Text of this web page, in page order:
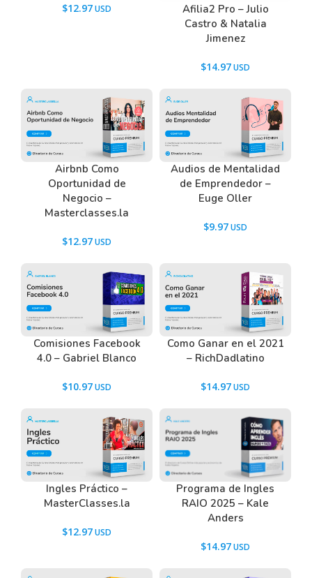
$12.97
Afilia2 Pro – Julio
Castro & Natalia
Jimenez
$14.97
Airbnb Como
Oportunidad de
Negocio –
Masterclasses.la
$12.97
Audios de Mentalidad
de Emprendedor –
Euge Oller
$9.97
Comisiones Facebook
4.0 – Gabriel Blanco
$10.97
Como Ganar en el 2021
– RichDadlatino
$14.97
Ingles Práctico –
MasterClasses.la
$12.97
Programa de Ingles
RAIO 2025 – Kale
Anders
$14.97